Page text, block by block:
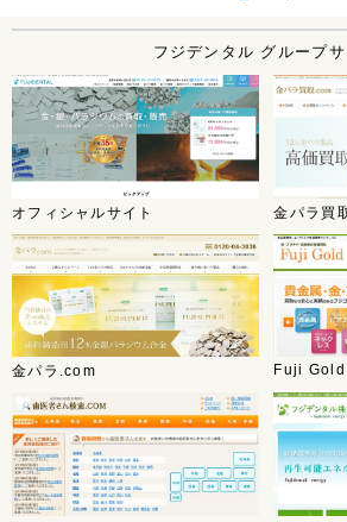
フジデンタル グループサ
オフィシャルサイト 金パラ買
金パラ.com Fuji Gold